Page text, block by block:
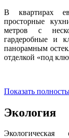
В квартирах
просторные
метров с
гардеробные и
панорамным
отделкой «под
Показать
Экология